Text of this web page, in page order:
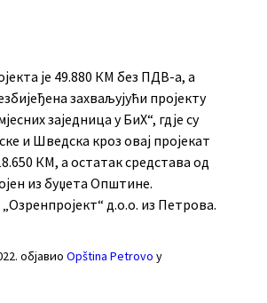
је 49.880 КМ без ПДВ-а, а
захваљујући пројекту
заједница у БиХ“, гдје су
и Шведска кроз овај пројекат
КМ, а остатак средстава од
из буџета Општине.
д.о.о. из Петрова.
објавио Opština Petrovo у